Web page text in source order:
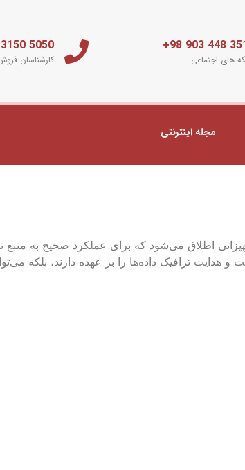
3519
های اجتماعی
5050 3150 051
کارشناسان
مجله اینترنتی
اطلاق می‌شود که برای عملکرد صحیح به منبع
و هدایت ترافیک داده‌ها را بر عهده دارند، بلکه